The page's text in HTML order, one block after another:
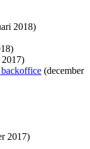
2018)
backoffice (december
2017)